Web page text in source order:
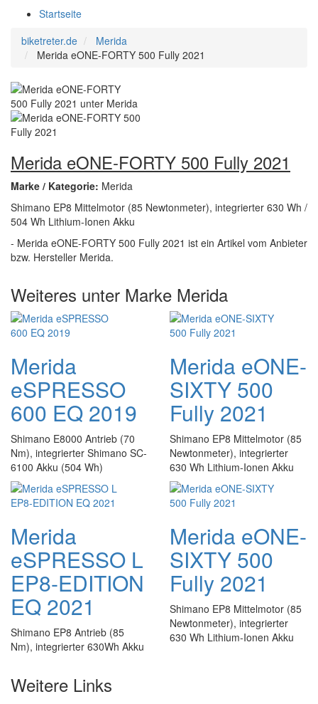
Startseite
biketreter.de
Merida
Merida eONE-FORTY 500 Fully 2021
Merida eONE-FORTY 500 Fully 2021
Marke / Kategorie: Merida
Shimano EP8 Mittelmotor (85 Newtonmeter), integrierter 630 Wh /
504 Wh Lithium-Ionen Akku
- Merida eONE-FORTY 500 Fully 2021 ist ein Artikel vom Anbieter
bzw. Hersteller Merida.
Weiteres unter Marke Merida
Merida
eSPRESSO
600 EQ 2019
Shimano E8000 Antrieb (70
Nm), integrierter Shimano SC-
6100 Akku (504 Wh)
Merida eONE-
SIXTY 500
Fully 2021
Shimano EP8 Mittelmotor (85
Newtonmeter), integrierter
630 Wh Lithium-Ionen Akku
Merida
eSPRESSO L
EP8-EDITION
EQ 2021
Shimano EP8 Antrieb (85
Nm), integrierter 630Wh Akku
Merida eONE-
SIXTY 500
Fully 2021
Shimano EP8 Mittelmotor (85
Newtonmeter), integrierter
630 Wh Lithium-Ionen Akku
Weitere Links